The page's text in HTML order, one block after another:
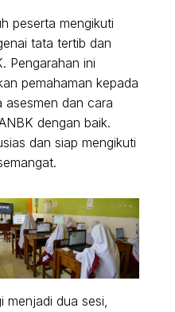
peserta mengikuti
tata tertib dan
Pengarahan ini
pemahaman kepada
dan cara
dengan baik.
dan siap mengikuti
menjadi dua sesi,